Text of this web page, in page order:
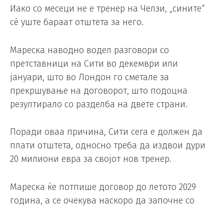
Иако со месеци не е тренер на Челзи, „сините“
сè уште бараат отштета за него.
Мареска наводно водел разговори со
претставници на Сити во декември или
јануари, што во Лондон го сметале за
прекршување на договорот, што подоцна
резултирало со разделба на двете страни.
Поради оваа причина, Сити сега е должен да
плати отштета, односно треба да издвои дури
20 милиони евра за својот нов тренер.
Мареска ќе потпише договор до летото 2029
година, а се очекува наскоро да започне со